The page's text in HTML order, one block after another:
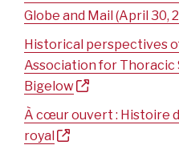
Globe and Mail (April 30,
Historical perspectives
Association for Thoracic
Bigelow
À cœur ouvert : Histoire
royal